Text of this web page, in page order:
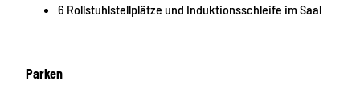
6 Rollstuhlstellplätze und Induktionsschleife im Saal
Parken